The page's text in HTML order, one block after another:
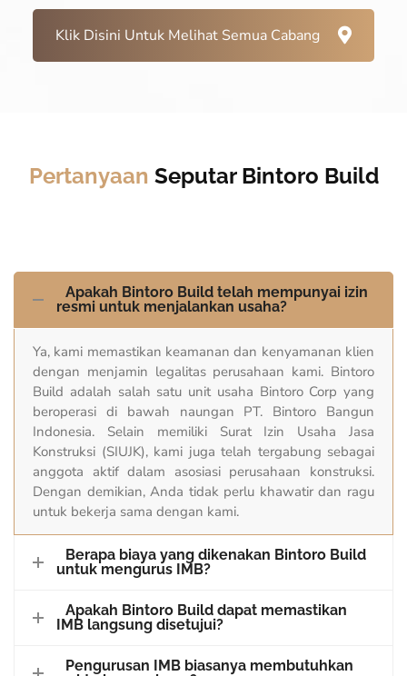
Klik Disini Untuk Melihat Semua Cabang
Pertanyaan Seputar Bintoro Build
Apakah Bintoro Build telah mempunyai izin
resmi untuk menjalankan usaha?
Ya, kami memastikan keamanan dan kenyamanan klien
dengan menjamin legalitas perusahaan kami. Bintoro
Build adalah salah satu unit usaha Bintoro Corp yang
beroperasi di bawah naungan PT. Bintoro Bangun
Indonesia. Selain memiliki Surat Izin Usaha Jasa
Konstruksi (SIUJK), kami juga telah tergabung sebagai
anggota aktif dalam asosiasi perusahaan konstruksi.
Dengan demikian, Anda tidak perlu khawatir dan ragu
untuk bekerja sama dengan kami.
Berapa biaya yang dikenakan Bintoro Build
untuk mengurus IMB?
Apakah Bintoro Build dapat memastikan
IMB langsung disetujui?
Pengurusan IMB biasanya membutuhkan